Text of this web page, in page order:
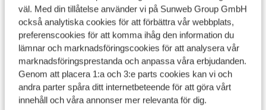
väl. Med din tillåtelse använder vi på Sunweb Group GmbH
också analytiska cookies för att förbättra vår webbplats,
preferenscookies för att komma ihåg den information du
lämnar och marknadsföringscookies för att analysera vår
marknadsföringsprestanda och anpassa våra erbjudanden.
Genom att placera 1:a och 3:e parts cookies kan vi och
andra parter spåra ditt internetbeteende för att göra vårt
innehåll och våra annonser mer relevanta för dig.
Visa på karta
I området
I utkanten av centrum
Avstånd till centrum: ca 150 m